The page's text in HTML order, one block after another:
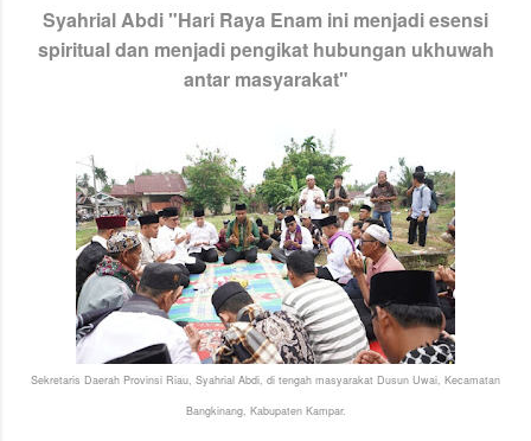
Orang beriman selalu bisa menghadapi semua keadaan, ketika
ditimpa kebahagiaan ...
Syahrial Abdi "Hari Raya Enam ini menjadi esensi
spiritual dan menjadi pengikat hubungan ukhuwah
antar masyarakat"
Sekretaris Daerah Provinsi Riau, Syahrial Abdi, di tengah masyarakat Dusun Uwai, Kecamatan
Bangkinang, Kabupaten Kampar.